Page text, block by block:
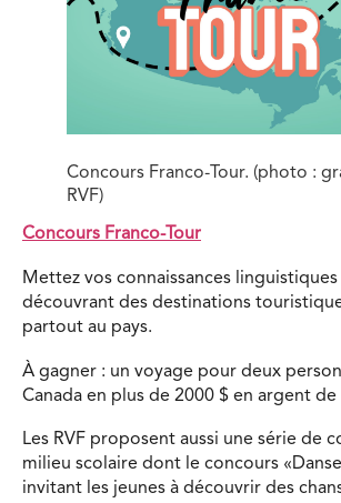
Concours Franco-Tour. (photo :
RVF)
Concours Franco-Tour
Mettez vos connaissances linguistiques
découvrant des destinations
partout au pays.
À gagner : un voyage pour deux
Canada en plus de 2000 $ en argent de
Les RVF proposent aussi une série de
milieu scolaire dont le concours
invitant les jeunes à découvrir des